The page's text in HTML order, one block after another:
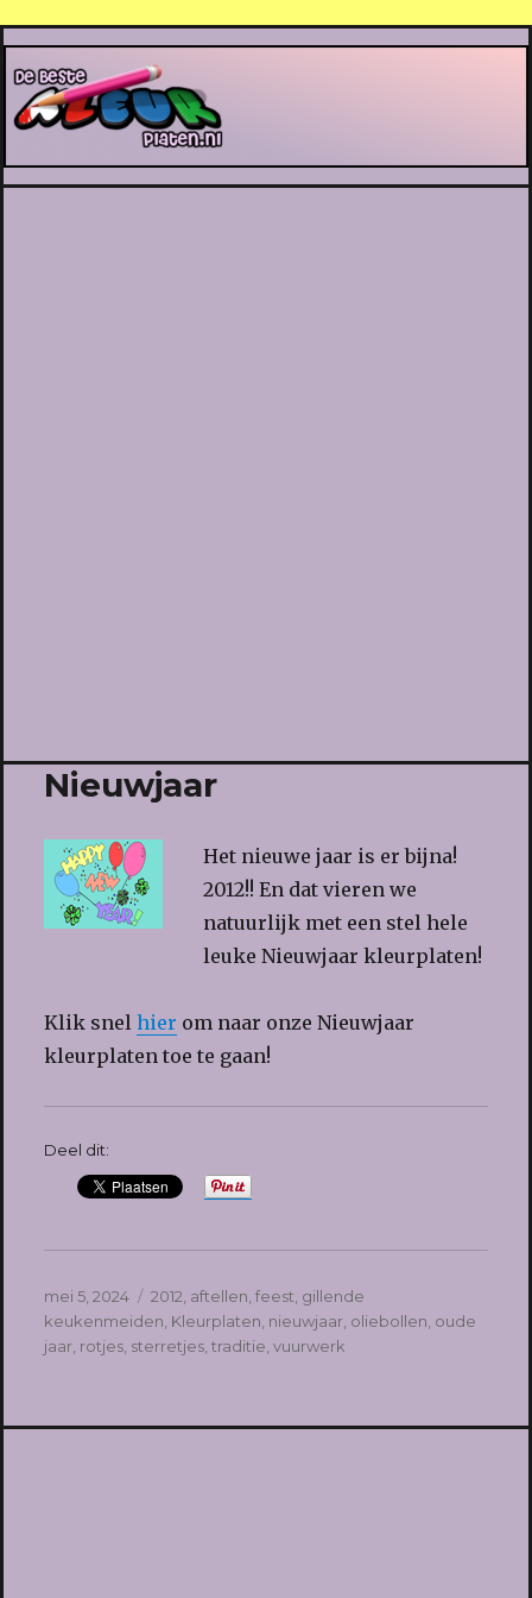
De Beste Kleurplaten
Nieuwjaar
Het nieuwe jaar is er bijna!
2012!! En dat vieren we
natuurlijk met een stel hele
leuke Nieuwjaar kleurplaten!
Klik snel hier om naar onze Nieuwjaar
kleurplaten toe te gaan!
Deel dit:
Geplaatst
op
mei 5, 2024 Tags
2012 aftellen feest gillende
keukenmeiden Kleurplaten nieuwjaar, oliebollen oude
jaar, rotjes, sterretjes, traditie vuurwerk